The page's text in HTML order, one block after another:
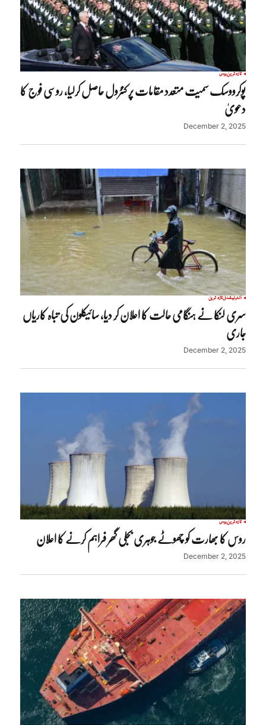
تازہ ترینروس
پوکرووسک سمیت متعدد مقامات پر کنٹرول حاصل کرلیا، روسی فوج کا
دعویٰ
December 2, 2025
انٹرنیشنلتازہ ترین
سری لنکا نے ہنگامی حالت کا اعلان کر دیا، سائیکلون کی تباہ کاریاں
جاری
December 2, 2025
تازہ ترینروس
روس کا بھارت کو چھوٹے جوہری بجلی گھر فراہم کرنے کا اعلان
December 2, 2025